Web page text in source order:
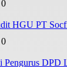
0
HGU PT
0
Pengurus DPD